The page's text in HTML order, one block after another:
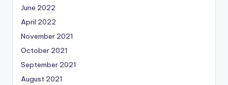
June 2022
April 2022
November 2021
October 2021
September 2021
August 2021